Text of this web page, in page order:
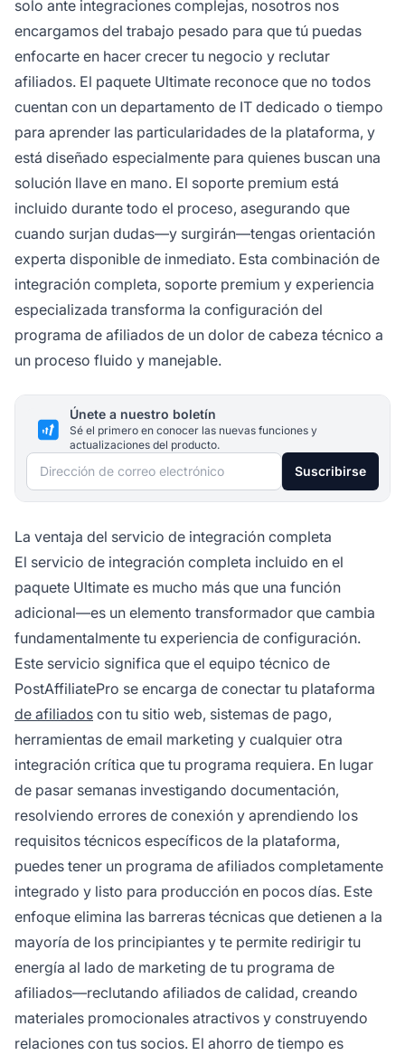
solo ante integraciones complejas, nosotros nos
encargamos del trabajo pesado para que tú puedas
enfocarte en hacer crecer tu negocio y reclutar
afiliados. El paquete Ultimate reconoce que no todos
cuentan con un departamento de IT dedicado o tiempo
para aprender las particularidades de la plataforma, y
está diseñado especialmente para quienes buscan una
solución llave en mano. El soporte premium está
incluido durante todo el proceso, asegurando que
cuando surjan dudas—y surgirán—tengas orientación
experta disponible de inmediato. Esta combinación de
integración completa, soporte premium y experiencia
especializada transforma la configuración del
programa de afiliados de un dolor de cabeza técnico a
un proceso fluido y manejable.
Únete a nuestro boletín
Sé el primero en conocer las nuevas funciones y
actualizaciones del producto.
Dirección de correo electrónico Suscribirse
La ventaja del servicio de integración completa
El servicio de integración completa incluido en el
paquete Ultimate es mucho más que una función
adicional—es un elemento transformador que cambia
fundamentalmente tu experiencia de configuración.
Este servicio significa que el equipo técnico de
PostAffiliatePro se encarga de conectar tu plataforma
de afiliados con tu sitio web, sistemas de pago,
herramientas de email marketing y cualquier otra
integración crítica que tu programa requiera. En lugar
de pasar semanas investigando documentación,
resolviendo errores de conexión y aprendiendo los
requisitos técnicos específicos de la plataforma,
puedes tener un programa de afiliados completamente
integrado y listo para producción en pocos días. Este
enfoque elimina las barreras técnicas que detienen a la
mayoría de los principiantes y te permite redirigir tu
energía al lado de marketing de tu programa de
afiliados—reclutando afiliados de calidad, creando
materiales promocionales atractivos y construyendo
relaciones con tus socios. El ahorro de tiempo es